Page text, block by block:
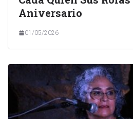
Aniversario
01/05/2026